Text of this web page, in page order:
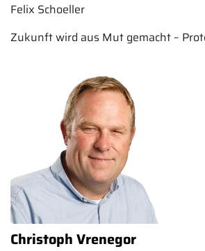
Felix Schoeller
Zukunft wird aus Mut gemacht –
Christoph Vrenegor